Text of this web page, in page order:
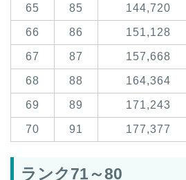
65 85 144,720
66 86 151,128
67 87 157,668
68 88 164,364
69 89 171,243
70 91 177,377
ランク71～80